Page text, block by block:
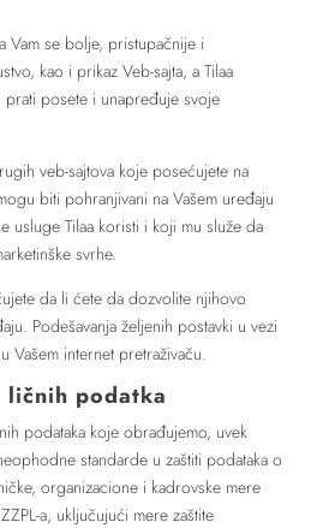
Vam se bolje, pristupačnije i
kao i prikaz Veb-sajta, a Tilaa
posete i unapređuje svoje
veb-sajtova koje posećujete na
biti pohranjivani na Vašem uređaju
usluge Tilaa koristi i koji mu služe da
svrhe.
da li ćete da dozvolite njihovo
Podešavanja željenih postavki u vezi
Vašem internet pretraživaču.
ličnih podatka
podataka koje obrađujemo, uvek
standarde u zaštiti podataka o
organizacione i kadrovske mere
a, uključujući mere zaštite